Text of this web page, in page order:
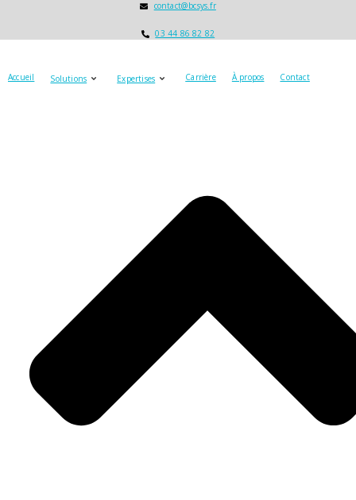
contact@bcsys.fr
03 44 86 82 82
Accueil Solutions Expertises Carrière À propos Contact